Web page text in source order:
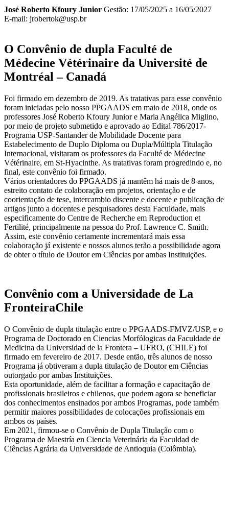
José Roberto Kfoury Junior Gestão: 17/05/2025 a 16/05/2027
E-mail: jrobertok@usp.br
O Convênio de dupla Faculté de
Médecine Vétérinaire da Université de
Montréal – Canadá
Foi firmado em dezembro de 2019. As tratativas para esse convênio
foram iniciadas pelo nosso PPGAADS em maio de 2018, onde os
professores José Roberto Kfoury Junior e Maria Angélica Miglino,
por meio de projeto submetido e aprovado ao Edital 786/2017-
Programa USP-Santander de Mobilidade Docente para
Estabelecimento de Duplo Diploma ou Dupla/Múltipla Titulação
Internacional, visitaram os professores da Faculté de Médecine
Vétérinaire, em St-Hyacinthe. As tratativas foram progredindo e, no
final, este convênio foi firmado.
Vários orientadores do PPGAADS já mantêm há mais de 8 anos,
estreito contato de colaboração em projetos, orientação e de
coorientação de tese, intercambio discente e docente e publicação de
artigos junto a docentes e pesquisadores desta Faculdade, mais
especificamente do Centre de Recherche em Reproduction et
Fertilité, principalmente na pessoa do Prof. Lawrence C. Smith.
Assim, este convênio certamente incrementará mais essa
colaboração já existente e nossos alunos terão a possibilidade agora
de obter o título de Doutor em Ciências por ambas Instituições.
Convênio com a Universidade de La
FronteiraChile
O Convênio de dupla titulação entre o PPGAADS-FMVZ/USP, e o
Programa de Doctorado en Ciencias Morfólogicas da Faculdade de
Medicina da Universidad de la Frontera – UFRO, (CHILE) foi
firmado em fevereiro de 2017. Desde então, três alunos de nosso
Programa já obtiveram a dupla titulação de Doutor em Ciências
outorgado por ambas Instituições.
Esta oportunidade, além de facilitar a formação e capacitação de
profissionais brasileiros e chilenos, que podem agora se beneficiar
dos conhecimentos ensinados por ambos Programas, pode também
permitir maiores possibilidades de colocações profissionais em
ambos os países.
Em 2021, firmou-se o Convênio de Dupla Titulação com o
Programa de Maestría en Ciencia Veterinária da Faculdad de
Ciências Agrária da Universidade de Antioquia (Colômbia).